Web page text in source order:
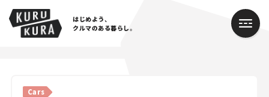
はじめよう、
クルマのある暮らし。
Cars